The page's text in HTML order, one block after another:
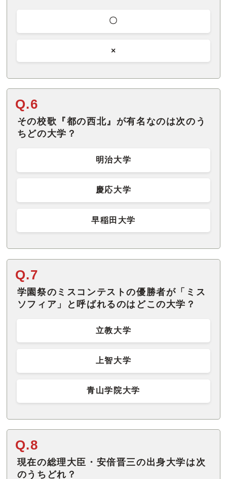
〇
×
Q.6
その校歌『都の西北』が有名なのは次のう
ちどの大学？
明治大学
慶応大学
早稲田大学
Q.7
学園祭のミスコンテストの優勝者が「ミス
ソフィア」と呼ばれるのはどこの大学？
立教大学
上智大学
青山学院大学
Q.8
現在の総理大臣・安倍晋三の出身大学は次
のうちどれ？